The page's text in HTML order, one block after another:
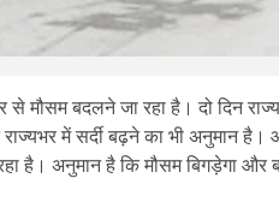
मौसम बदलने जा रहा है। दो दिन
राज्यभर में सर्दी बढ़ने का भी अनुमान
है। अनुमान है कि मौसम बिगड़ेगा और